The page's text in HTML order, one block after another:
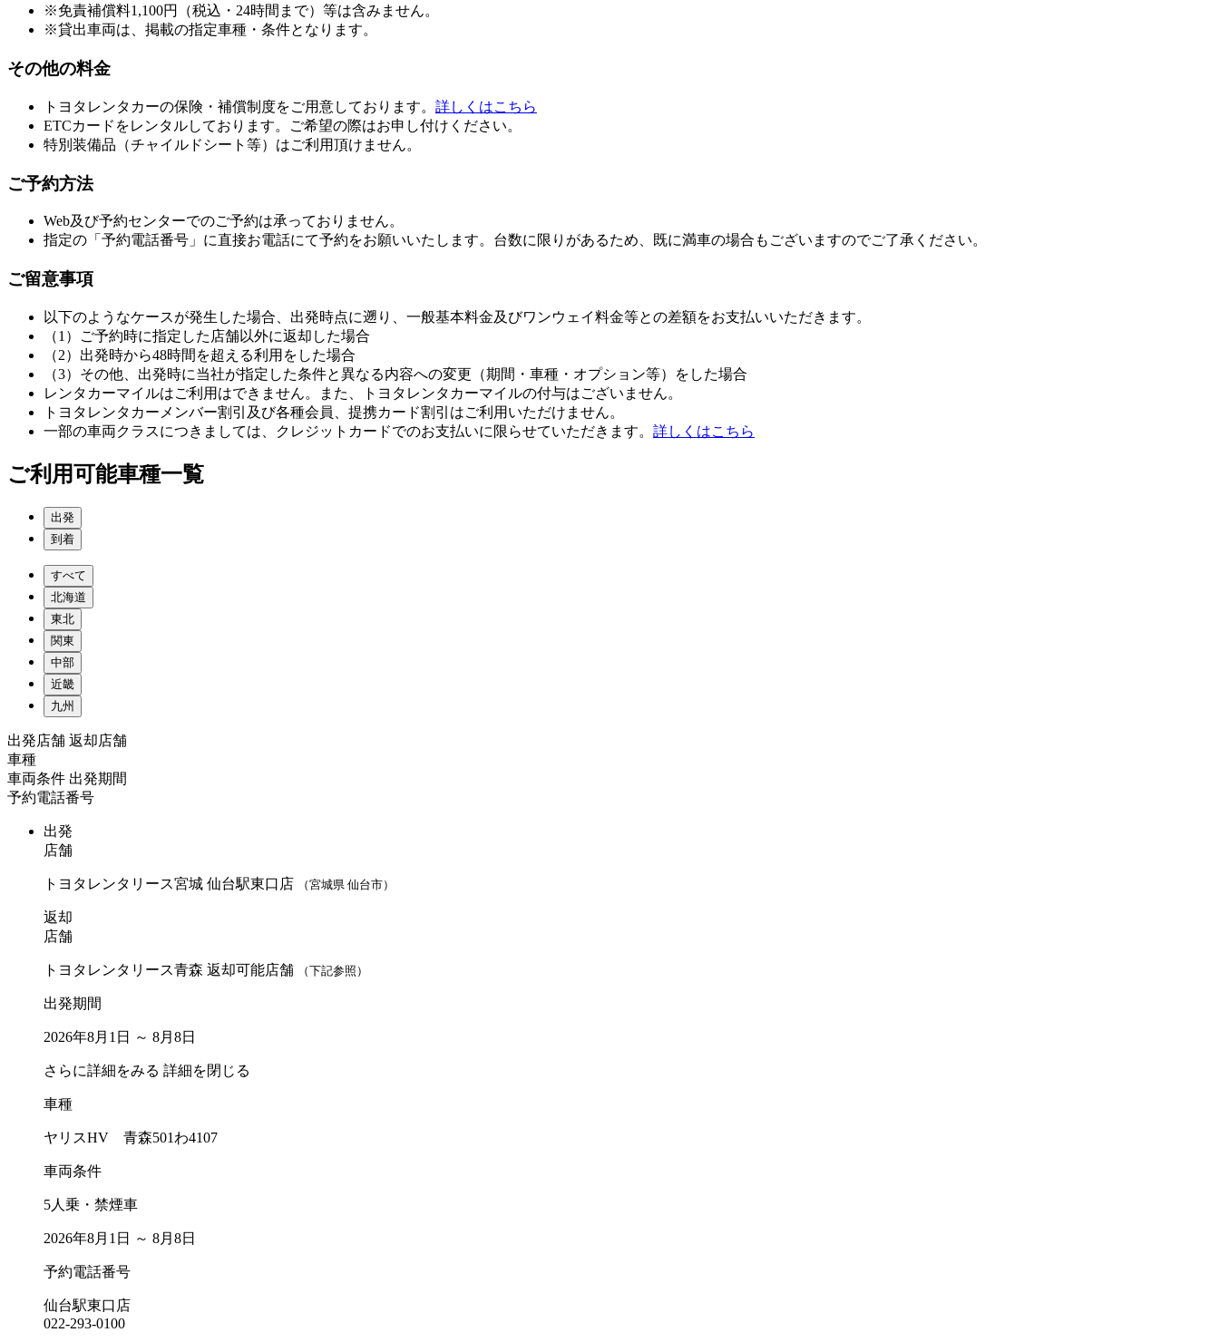
※免責補償料1,100円（税込・24時間まで）等は含みません。
※貸出車両は、掲載の指定車種・条件となります。
その他の料金
トヨタレンタカーの保険・補償制度をご用意しております。 詳しくはこちら
ETCカードをレンタルしております。ご希望の際はお申し付けください。
特別装備品（チャイルドシート等）はご利用頂けません。
ご予約方法
Web及び予約センターでのご予約は承っておりません。
指定の「予約電話番号」に直接お電話にて予約をお願いいたします。台数に限りがあるため、既に満車の場合もございますのでご了承ください。
ご留意事項
以下のようなケースが発生した場合、出発時点に遡り、一般基本料金及びワンウェイ料金等との差額をお支払いいただきます。
（1）ご予約時に指定した店舗以外に返却した場合
（2）出発時から48時間を超える利用をした場合
（3）その他、出発時に当社が指定した条件と異なる内容への変更（期間・車種・オプション等）をした場合
レンタカーマイルはご利用はできません。また、トヨタレンタカーマイルの付与はございません。
トヨタレンタカーメンバー割引及び各種会員、提携カード割引はご利用いただけません。
一部の車両クラスにつきましては、クレジットカードでのお支払いに限らせていただきます。 詳しくはこちら
ご利用可能車種一覧
出発
到着
すべて
北海道
東北
関東
中部
近畿
九州
出発店舗 返却店舗
車種
車両条件 出発期間
予約電話番号
出発
店舗
トヨタレンタリース宮城 仙台駅東口店 （宮城県 仙台市）
返却
店舗
トヨタレンタリース青森 返却可能店舗 （下記参照）
出発期間
2026年8月1日 ～ 8月8日
さらに詳細をみる 詳細を閉じる
車種
ヤリスHV 青森501わ4107
車両条件
5人乗・禁煙車
2026年8月1日 ～ 8月8日
予約電話番号
仙台駅東口店
022-293-0100